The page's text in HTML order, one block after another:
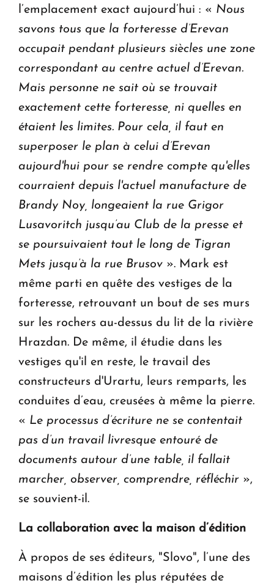
l’emplacement exact aujourd’hui : « Nous
savons tous que la forteresse d’Erevan
occupait pendant plusieurs siècles une zone
correspondant au centre actuel d’Erevan.
Mais personne ne sait où se trouvait
exactement cette forteresse, ni quelles en
étaient les limites. Pour cela, il faut en
superposer le plan à celui d’Erevan
aujourd'hui pour se rendre compte qu'elles
courraient depuis l'actuel manufacture de
Brandy Noy, longeaient la rue Grigor
Lusavoritch jusqu’au Club de la presse et
se poursuivaient tout le long de Tigran
Mets jusqu’à la rue Brusov ». Mark est
même parti en quête des vestiges de la
forteresse, retrouvant un bout de ses murs
sur les rochers au-dessus du lit de la rivière
Hrazdan. De même, il étudie dans les
vestiges qu'il en reste, le travail des
constructeurs d'Urartu, leurs remparts, les
conduites d’eau, creusées à même la pierre.
« Le processus d’écriture ne se contentait
pas d’un travail livresque entouré de
documents autour d’une table, il fallait
marcher, observer, comprendre, réfléchir »,
se souvient-il.
La collaboration avec la maison d’édition
À propos de ses éditeurs, "Slovo", l’une des
maisons d’édition les plus réputées de